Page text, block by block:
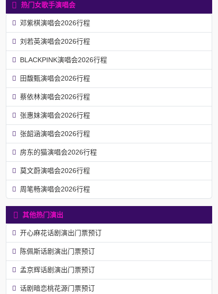
热门女歌手演唱会
邓紫棋演唱会2026行程
刘若英演唱会2026行程
BLACKPINK演唱会2026行程
田馥甄演唱会2026行程
蔡依林演唱会2026行程
张惠妹演唱会2026行程
张韶涵演唱会2026行程
房东的猫演唱会2026行程
莫文蔚演唱会2026行程
周笔畅演唱会2026行程
其他热门演出
开心麻花话剧演出门票预订
陈佩斯话剧演出门票预订
孟京辉话剧演出门票预订
话剧暗恋桃花源门票预订